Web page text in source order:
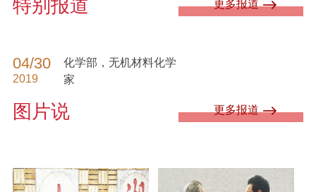
特别报道 更多报道
04/30
2019
化学部，无机材料化学
家
图片说 更多报道